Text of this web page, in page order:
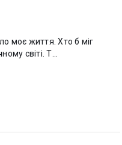
моє життя. Хто б міг
світі. Т...